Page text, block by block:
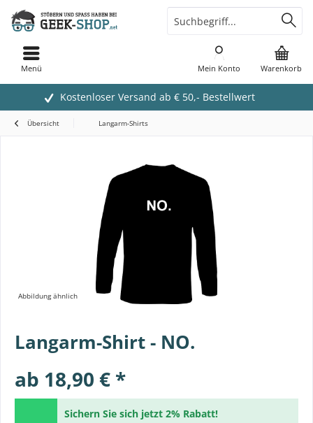
Kostenloser Versand ab € 50,- Bestellwert
Warenkorb
Mein Konto
Menü
Übersicht Langarm-Shirts
Abbildung ähnlich
Langarm-Shirt - NO.
ab 18,90 € *
Sichern Sie sich jetzt 2% Rabatt!